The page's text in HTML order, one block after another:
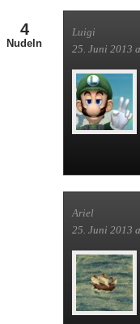
4
Nudeln
Luigi
25. Juni 2013
Ariel
25. Juni 2013